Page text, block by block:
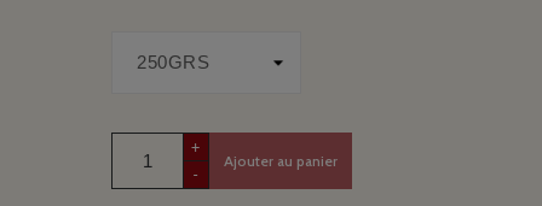
+
-
Ajouter au panier